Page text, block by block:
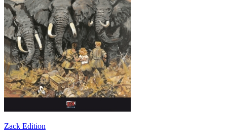
Zack Edition